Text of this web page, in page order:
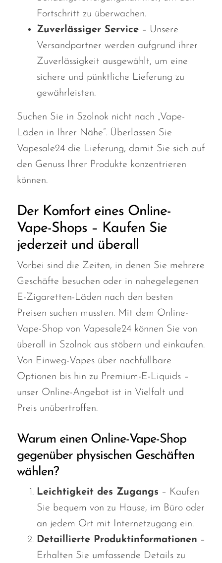
Fortschritt zu überwachen.
Zuverlässiger Service – Unsere
Versandpartner werden aufgrund ihrer
Zuverlässigkeit ausgewählt, um eine
sichere und pünktliche Lieferung zu
gewährleisten.
Suchen Sie in Szolnok nicht nach „Vape-
Läden in Ihrer Nähe“. Überlassen Sie
Vapesale24 die Lieferung, damit Sie sich auf
den Genuss Ihrer Produkte konzentrieren
können.
Der Komfort eines Online-
Vape-Shops – Kaufen Sie
jederzeit und überall
Vorbei sind die Zeiten, in denen Sie mehrere
Geschäfte besuchen oder in nahegelegenen
E-Zigaretten-Läden nach den besten
Preisen suchen mussten. Mit dem Online-
Vape-Shop von Vapesale24 können Sie von
überall in Szolnok aus stöbern und einkaufen.
Von Einweg-Vapes über nachfüllbare
Optionen bis hin zu Premium-E-Liquids –
unser Online-Angebot ist in Vielfalt und
Preis unübertroffen.
Warum einen Online-Vape-Shop
gegenüber physischen Geschäften
wählen?
Leichtigkeit des Zugangs – Kaufen
Sie bequem von zu Hause, im Büro oder
an jedem Ort mit Internetzugang ein.
Detaillierte Produktinformationen –
Erhalten Sie umfassende Details zu